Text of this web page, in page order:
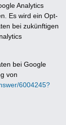
Analytics
Es wird ein Opt-
bei zukünftigen
bei Google
von
6004245?